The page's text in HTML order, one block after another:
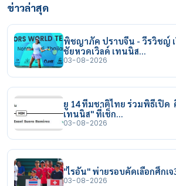
ข่าวล่าสุด
พิชญาภัค ปราบจีน - วีรวิชญ์
ชัยหวดเวิลด์ เทนนิส…
03-08-2026
ยู 14 ทีมชาติไทย ร่วมพิธีเปิด
เทนนิส" ที่เช็ก…
03-08-2026
"ไรอัน" พ่ายรอบคัดเลือกศึกเ
03-08-2026